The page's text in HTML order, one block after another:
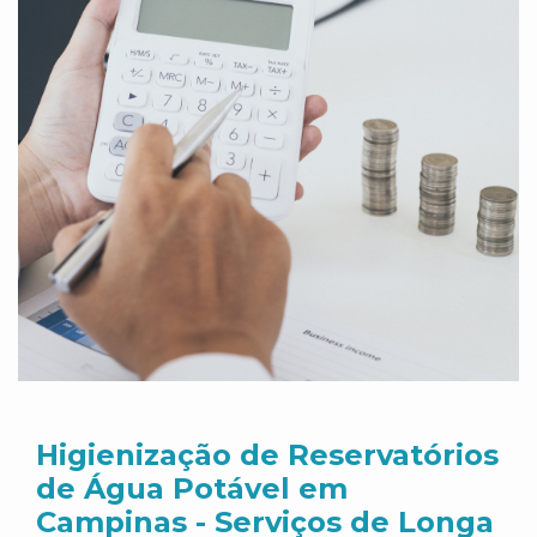
Higienização de Reservatórios
de Água Potável em
Campinas - Serviços de Longa